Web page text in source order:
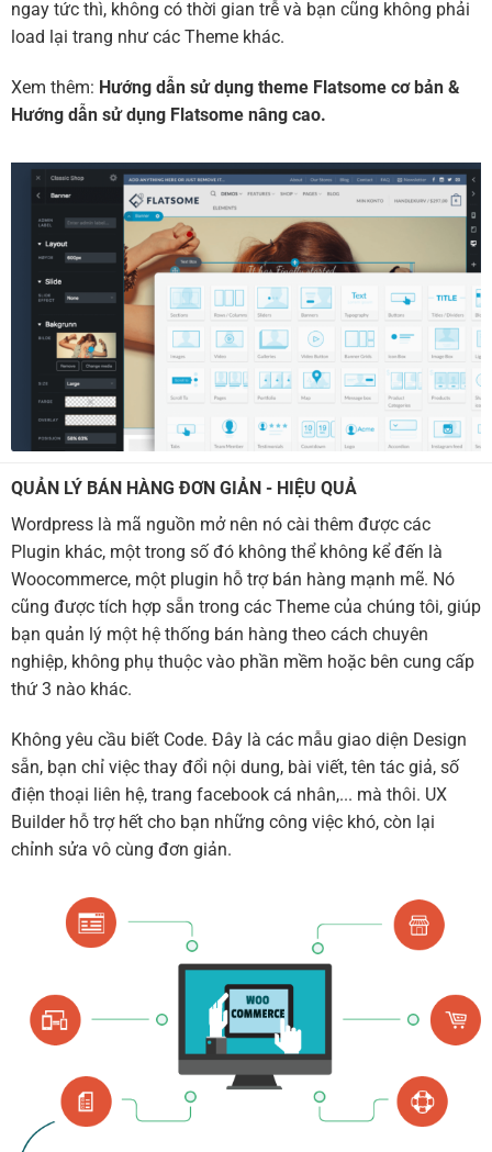
ngay tức thì, không có thời gian trễ và bạn cũng không phải
load lại trang như các Theme khác.
Xem thêm: Hướng dẫn sử dụng theme Flatsome cơ bản &
Hướng dẫn sử dụng Flatsome nâng cao.
QUẢN LÝ BÁN HÀNG ĐƠN GIẢN - HIỆU QUẢ
Wordpress là mã nguồn mở nên nó cài thêm được các
Plugin khác, một trong số đó không thể không kể đến là
Woocommerce, một plugin hỗ trợ bán hàng mạnh mẽ. Nó
cũng được tích hợp sẵn trong các Theme của chúng tôi, giúp
bạn quản lý một hệ thống bán hàng theo cách chuyên
nghiệp, không phụ thuộc vào phần mềm hoặc bên cung cấp
thứ 3 nào khác.
Không yêu cầu biết Code. Đây là các mẫu giao diện Design
sẵn, bạn chỉ việc thay đổi nội dung, bài viết, tên tác giả, số
điện thoại liên hệ, trang facebook cá nhân,... mà thôi. UX
Builder hỗ trợ hết cho bạn những công việc khó, còn lại
chỉnh sửa vô cùng đơn giản.